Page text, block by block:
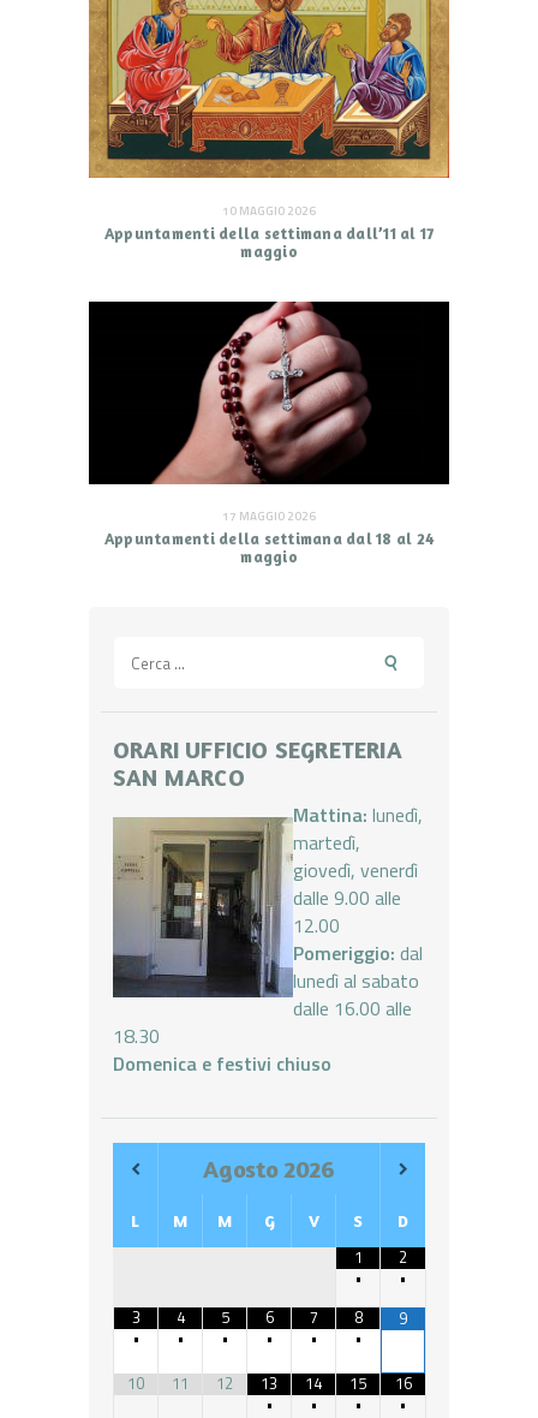
10 MAGGIO 2026
Appuntamenti della settimana dall’11 al 17
maggio
17 MAGGIO 2026
Appuntamenti della settimana dal 18 al 24
maggio
per:
ORARI UFFICIO SEGRETERIA
SAN MARCO
Mattina: lunedì,
martedì,
giovedì, venerdì
dalle 9.00 alle
12.00
Pomeriggio: dal
lunedì al sabato
dalle 16.00 alle
18.30
Domenica e festivi chiuso
Agosto2026
L M M G V S D
1
•
2
•
3
•
4
•
5
•
6
•
7
•
8
•
9
10 11 12
13
•
14
•
15
•
16
•